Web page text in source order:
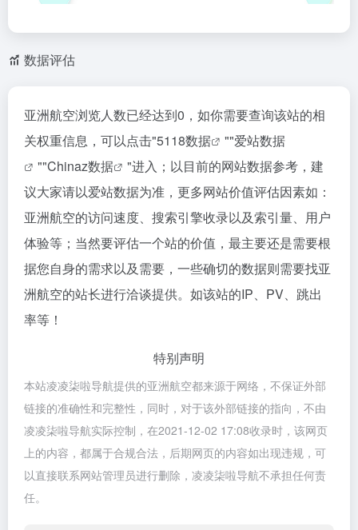
数据评估
亚洲航空浏览人数已经达到0，如你需要查询该站的相
关权重信息，可以点击"5118数据 ""爱站数据
""Chinaz数据
"进入；以目前的网站数据参考，建
议大家请以爱站数据为准，更多网站价值评估因素如：
亚洲航空的访问速度、搜索引擎收录以及索引量、用户
体验等；当然要评估一个站的价值，最主要还是需要根
据您自身的需求以及需要，一些确切的数据则需要找亚
洲航空的站长进行洽谈提供。如该站的IP、PV、跳出
率等！
特别声明
本站凌凌柒啦导航提供的亚洲航空都来源于网络，不保证外部
链接的准确性和完整性，同时，对于该外部链接的指向，不由
凌凌柒啦导航实际控制，在2021-12-02 17:08收录时，该网页
上的内容，都属于合规合法，后期网页的内容如出现违规，可
以直接联系网站管理员进行删除，凌凌柒啦导航不承担任何责
任。